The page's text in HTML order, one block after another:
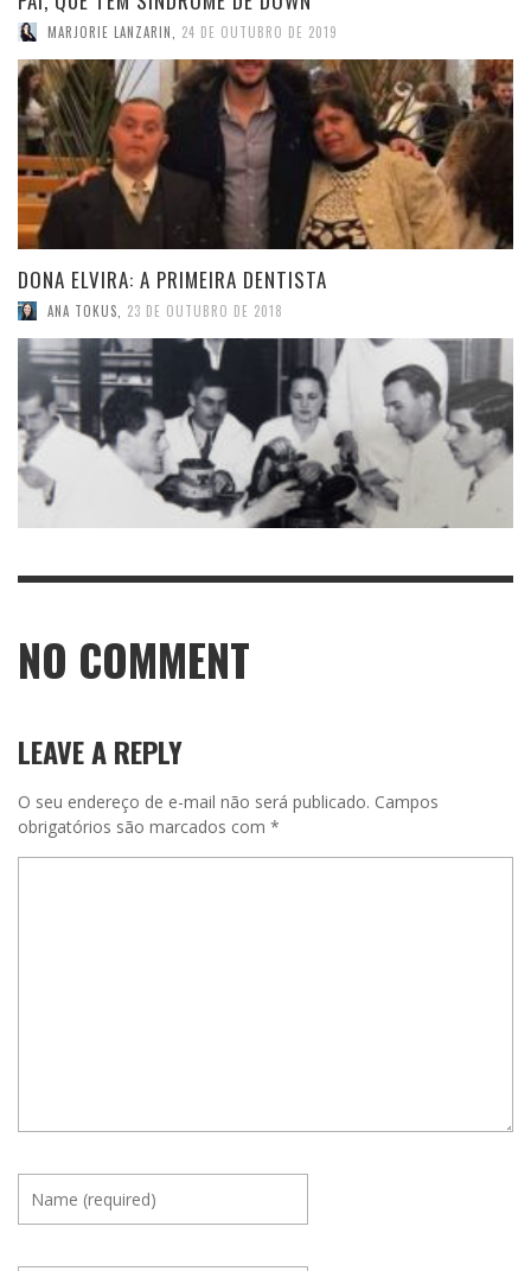
MARJORIE LANZARIN, 24 DE OUTUBRO DE 2019
DONA ELVIRA: A PRIMEIRA DENTISTA
ANA TOKUS 23 DE OUTUBRO DE 2018
NO COMMENT
LEAVE A REPLY
O seu endereço de e-mail não será publicado. Campos
obrigatórios são marcados com *